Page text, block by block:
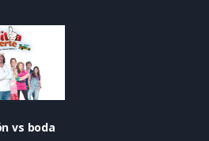
vs boda